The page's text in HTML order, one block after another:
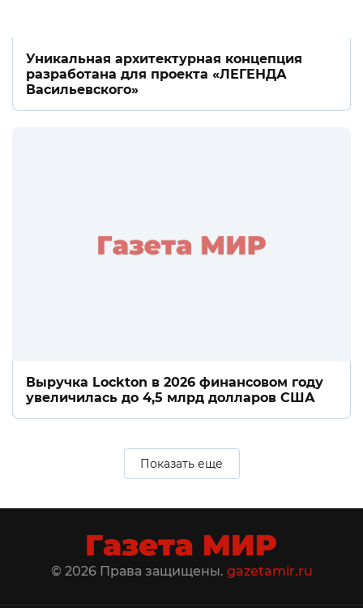
Уникальная архитектурная концепция
разработана для проекта «ЛЕГЕНДА
Васильевского»
Выручка Lockton в 2026 финансовом году
увеличилась до 4,5 млрд долларов США
Показать еще
© 2026 Права защищены. gazetamir.ru